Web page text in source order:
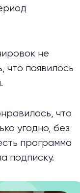
не
что появилось
что
угодно, без
программа
подписку.